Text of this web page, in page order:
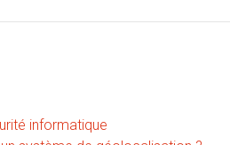
informatique